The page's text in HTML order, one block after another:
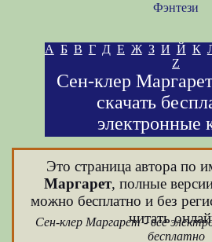
Фэнтези
А Б В Г Д Е Ж З И Й К
Z
Сен-клер
скачать
электронные
Это страница автора по
Маргарет, полные
можно бесплатно и без
читать
Сен-клер Маргарет - все
бесплатно